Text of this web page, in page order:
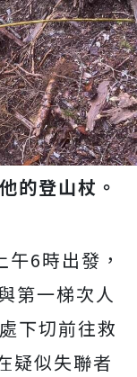
的登山杖。
6時出發，
第一梯次人
下切前往救
疑似失聯者